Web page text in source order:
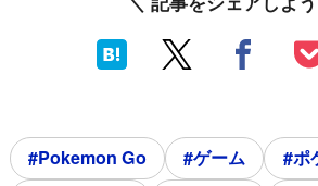
#Pokemon Go #ゲーム
#ポ